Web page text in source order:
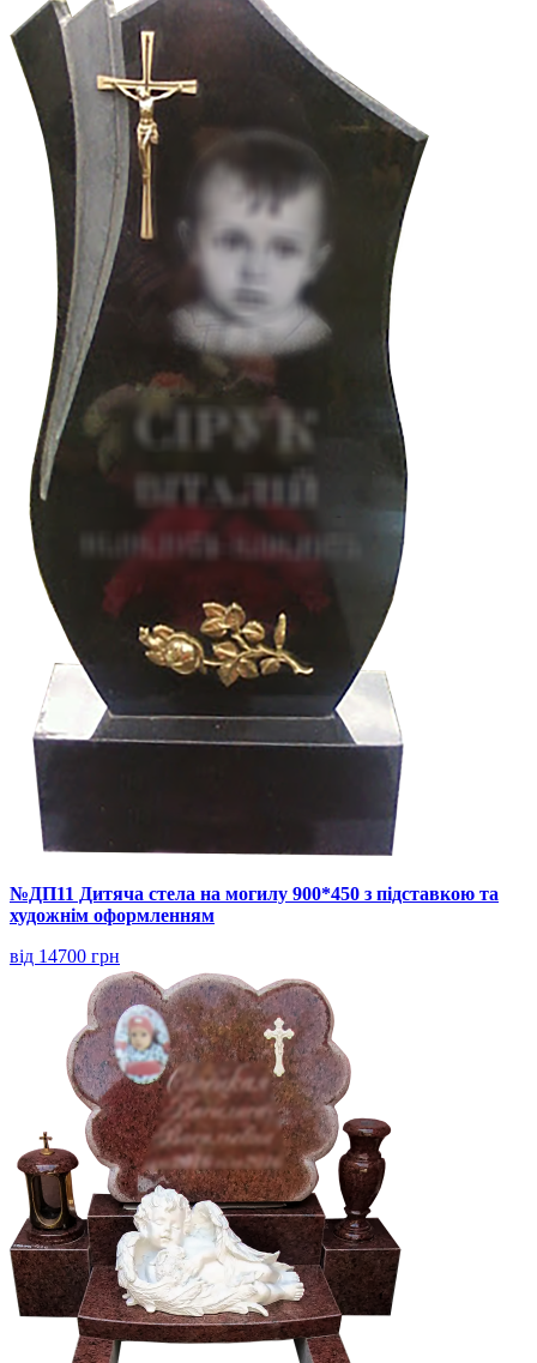
№ДП11 Дитяча стела на могилу 900*450 з підставкою та
художнім оформленням
від 14700 грн